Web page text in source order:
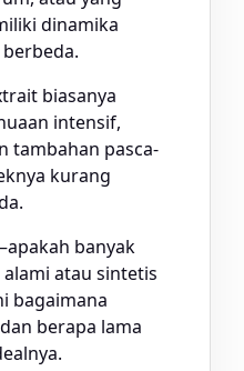
dinamika
biasanya
intensif,
tambahan pasca-
kurang
banyak
atau sintetis
bagaimana
berapa lama